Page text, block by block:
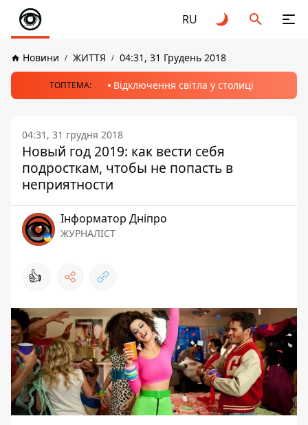
RU
Новини ЖИТТЯ 04:31, 31 Грудень 2018
ТОПТЕМА: Відключення світла у столиці
04:31, 31 грудня 2018
Новый год 2019: как вести себя
подросткам, чтобы не попасть в
неприятности
Інформатор Дніпро
ЖУРНАЛІСТ
👍